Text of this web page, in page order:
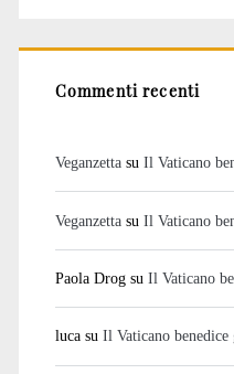
Commenti recenti
Veganzettasu Il Vaticano
Veganzettasu Il Vaticano
Paola Drogsu Il Vaticano
lucasu Il Vaticano